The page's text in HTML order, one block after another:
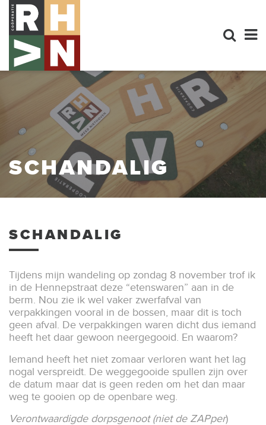
SCHANDALIG
SCHANDALIG
Tijdens mijn wandeling op zondag 8 november trof ik
in de Hennepstraat deze “etenswaren” aan in de
berm. Nou zie ik wel vaker zwerfafval van
verpakkingen vooral in de bossen, maar dit is toch
geen afval. De verpakkingen waren dicht dus iemand
heeft het daar gewoon neergegooid. En waarom?
Iemand heeft het niet zomaar verloren want het lag
nogal verspreidt. De weggegooide spullen zijn over
de datum maar dat is geen reden om het dan maar
weg te gooien op de openbare weg.
Verontwaardigde dorpsgenoot (niet de ZAPper)